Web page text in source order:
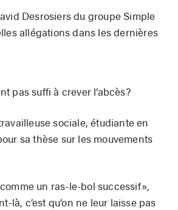
Desrosiers du groupe Simple
allégations dans les dernières
pas suffi à crever l’abcès?
sociale, étudiante en
sa thèse sur les mouvements
un ras-le-bol successif»,
c’est qu’on ne leur laisse pas